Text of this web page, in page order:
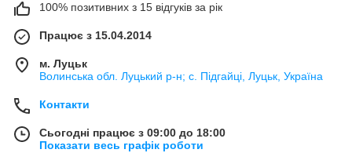
100% позитивних з 15 відгуків за рік
Працює з 15.04.2014
м. Луцьк
Волинська обл. Луцький р-н; с. Підгайці, Луцьк, Україна
Контакти
Сьогодні працює з 09:00 до 18:00
Показати весь графік роботи